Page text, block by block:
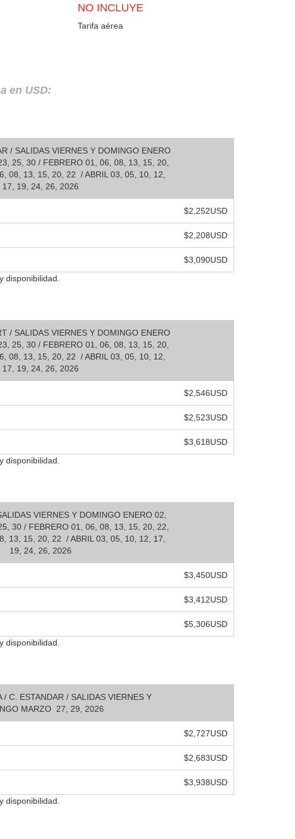
NO INCLUYE
Tarifa aérea
en USD:
/ SALIDAS VIERNES Y DOMINGO ENERO
25, 30 / FEBRERO 01, 06, 08, 13, 15, 20,
08, 13, 15, 20, 22 / ABRIL 03, 05, 10, 12,
17, 19, 24, 26, 2026
$2,252USD
$2,208USD
$3,090USD
disponibilidad.
/ SALIDAS VIERNES Y DOMINGO ENERO
25, 30 / FEBRERO 01, 06, 08, 13, 15, 20,
08, 13, 15, 20, 22 / ABRIL 03, 05, 10, 12,
17, 19, 24, 26, 2026
$2,546USD
$2,523USD
$3,618USD
disponibilidad.
VIERNES Y DOMINGO ENERO 02,
30 / FEBRERO 01, 06, 08, 13, 15, 20, 22,
13, 15, 20, 22 / ABRIL 03, 05, 10, 12, 17,
19, 24, 26, 2026
$3,450USD
$3,412USD
$5,306USD
disponibilidad.
/ C. ESTANDAR / SALIDAS VIERNES Y
MARZO 27, 29, 2026
$2,727USD
$2,683USD
$3,938USD
disponibilidad.